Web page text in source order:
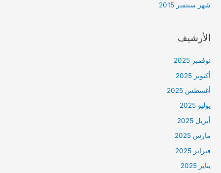
شهر سبتمبر 2015
الأرشيف
نوفمبر 2025
أكتوبر 2025
أغسطس 2025
يوليو 2025
أبريل 2025
مارس 2025
فبراير 2025
يناير 2025